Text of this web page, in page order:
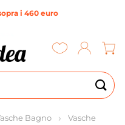
i 460 euro
Bagno
Vasche